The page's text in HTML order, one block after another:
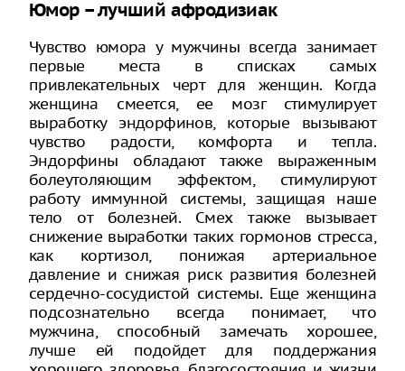
Юмор – лучший афродизиак
Чувство юмора у мужчины всегда занимает
первые места в списках самых
привлекательных черт для женщин. Когда
женщина смеется, ее мозг стимулирует
выработку эндорфинов, которые вызывают
чувство радости, комфорта и тепла.
Эндорфины обладают также выраженным
болеутоляющим эффектом, стимулируют
работу иммунной системы, защищая наше
тело от болезней. Смех также вызывает
снижение выработки таких гормонов стресса,
как кортизол, понижая артериальное
давление и снижая риск развития болезней
сердечно-сосудистой системы. Еще женщина
подсознательно всегда понимает, что
мужчина, способный замечать хорошее,
лучше ей подойдет для поддержания